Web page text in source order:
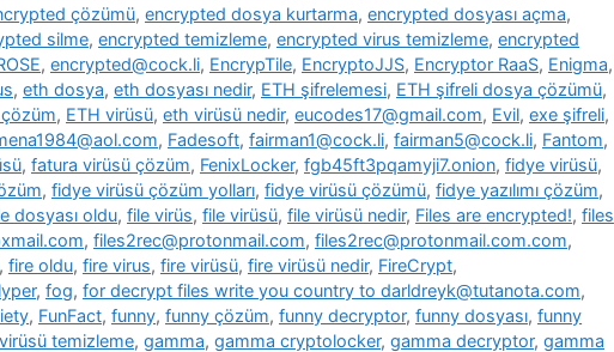
çözümü, encrypted dosya kurtarma, encrypted dosyası açma,
silme, encrypted temizleme, encrypted virus temizleme, encrypted
, encrypted@cock.li, EncrypTile, EncryptoJJS, Encryptor RaaS, Enigma,
, eth dosya, eth dosyası nedir, ETH şifrelemesi, ETH şifreli dosya çözümü,
, ETH virüsü, eth virüsü nedir, eucodes17@gmail.com, Evil, exe şifreli,
, Fadesoft, fairman1@cock.li, fairman5@cock.li, Fantom,
, fatura virüsü çözüm, FenixLocker, fgb45ft3pqamyji7.onion, fidye virüsü,
, fidye virüsü çözüm yolları, fidye virüsü çözümü, fidye yazılımı çözüm,
dosyası oldu, file virüs, file virüsü, file virüsü nedir, Files are encrypted!, files
, files2rec@protonmail.com, files2rec@protonmail.com.com,
, fire oldu, fire virus, fire virüsü, fire virüsü nedir, FireCrypt,
, fog, for decrypt files write you country to darldreyk@tutanota.com,
, FunFact, funny, funny çözüm, funny decryptor, funny dosyası, funny
temizleme, gamma, gamma cryptolocker, gamma decryptor, gamma